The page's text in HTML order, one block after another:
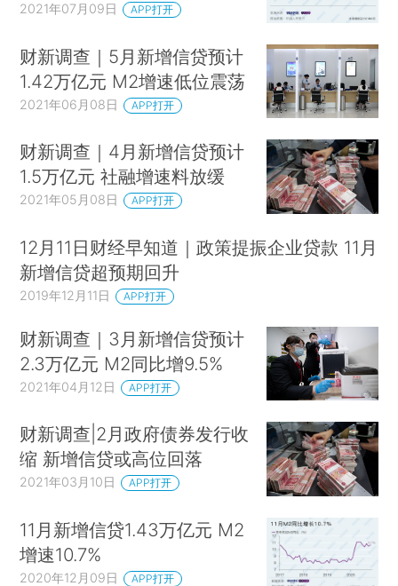
2021年07月09日 APP打开
财新调查｜5月新增信贷预计
1.42万亿元 M2增速低位震荡
2021年06月08日 APP打开
财新调查｜4月新增信贷预计
1.5万亿元 社融增速料放缓
2021年05月08日 APP打开
12月11日财经早知道｜政策提振企业贷款 11月
新增信贷超预期回升
2019年12月11日 APP打开
财新调查｜3月新增信贷预计
2.3万亿元 M2同比增9.5%
2021年04月12日 APP打开
财新调查|2月政府债券发行收
缩 新增信贷或高位回落
2021年03月10日 APP打开
11月新增信贷1.43万亿元 M2
增速10.7%
2020年12月09日 APP打开